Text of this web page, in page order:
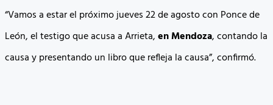
“Vamos a estar el próximo jueves 22 de agosto con Ponce de
León, el testigo que acusa a Arrieta,en Mendoza, contando la
causa y presentando un libro que refleja la causa”, confirmó.